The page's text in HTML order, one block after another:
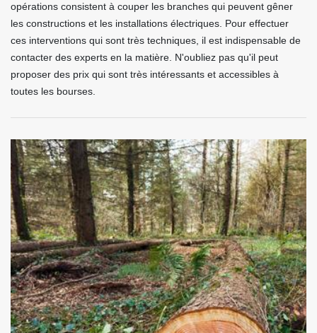
opérations consistent à couper les branches qui peuvent gêner
les constructions et les installations électriques. Pour effectuer
ces interventions qui sont très techniques, il est indispensable de
contacter des experts en la matière. N'oubliez pas qu'il peut
proposer des prix qui sont très intéressants et accessibles à
toutes les bourses.